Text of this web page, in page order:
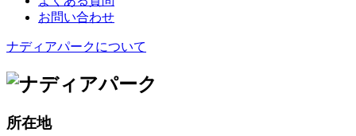
お問い合わせ
ナディアパークについて
所在地